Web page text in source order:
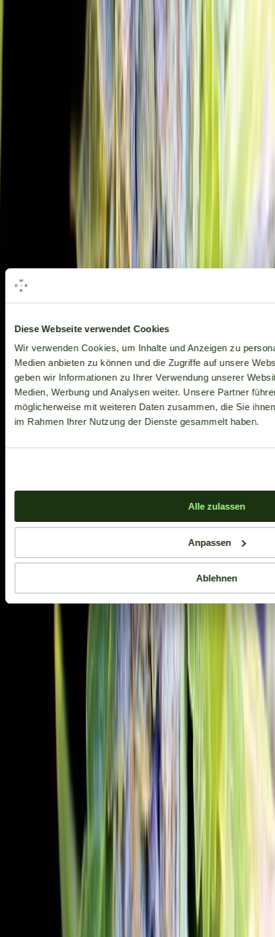
Diese Webseite verwendet Cookies
Wir verwenden Cookies, um Inhalte und Anzeigen zu
Medien anbieten zu können und die Zugriffe auf unsere
geben wir Informationen zu Ihrer Verwendung unserer
Medien, Werbung und Analysen weiter. Unsere Partner
möglicherweise mit weiteren Daten zusammen, die Sie
im Rahmen Ihrer Nutzung der Dienste gesammelt haben.
Alle zulassen
Anpassen
Ablehnen